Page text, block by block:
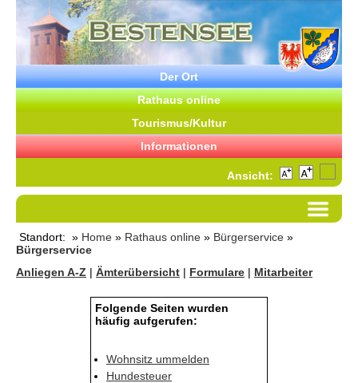
Der Ort
Rathaus online
Tourismus/Kultur
Informationen
Ansicht:
Standort: » Home » Rathaus online » Bürgerservice »
Bürgerservice
Anliegen A-Z | Ämterübersicht | Formulare | Mitarbeiter
Folgende Seiten wurden
häufig aufgerufen:
Wohnsitz ummelden
Hundesteuer